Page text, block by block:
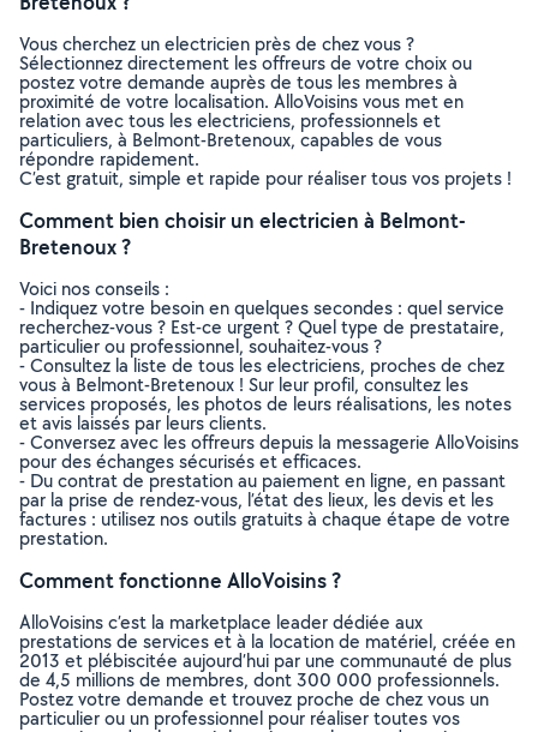
Vous cherchez un electricien près de chez vous ?
Sélectionnez directement les offreurs de votre choix ou
postez votre demande auprès de tous les membres à
proximité de votre localisation. AlloVoisins vous met en
relation avec tous les electriciens, professionnels et
particuliers, à Belmont-Bretenoux, capables de vous
répondre rapidement.
C’est gratuit, simple et rapide pour réaliser tous vos projets !
Comment bien choisir un electricien à Belmont-
Bretenoux ?
Voici nos conseils :
- Indiquez votre besoin en quelques secondes : quel service
recherchez-vous ? Est-ce urgent ? Quel type de prestataire,
particulier ou professionnel, souhaitez-vous ?
- Consultez la liste de tous les electriciens, proches de chez
vous à Belmont-Bretenoux ! Sur leur profil, consultez les
services proposés, les photos de leurs réalisations, les notes
et avis laissés par leurs clients.
- Conversez avec les offreurs depuis la messagerie AlloVoisins
pour des échanges sécurisés et efficaces.
- Du contrat de prestation au paiement en ligne, en passant
par la prise de rendez-vous, l’état des lieux, les devis et les
factures : utilisez nos outils gratuits à chaque étape de votre
prestation.
Comment fonctionne AlloVoisins ?
AlloVoisins c’est la marketplace leader dédiée aux
prestations de services et à la location de matériel, créée en
2013 et plébiscitée aujourd’hui par une communauté de plus
de 4,5 millions de membres, dont 300 000 professionnels.
Postez votre demande et trouvez proche de chez vous un
particulier ou un professionnel pour réaliser toutes vos